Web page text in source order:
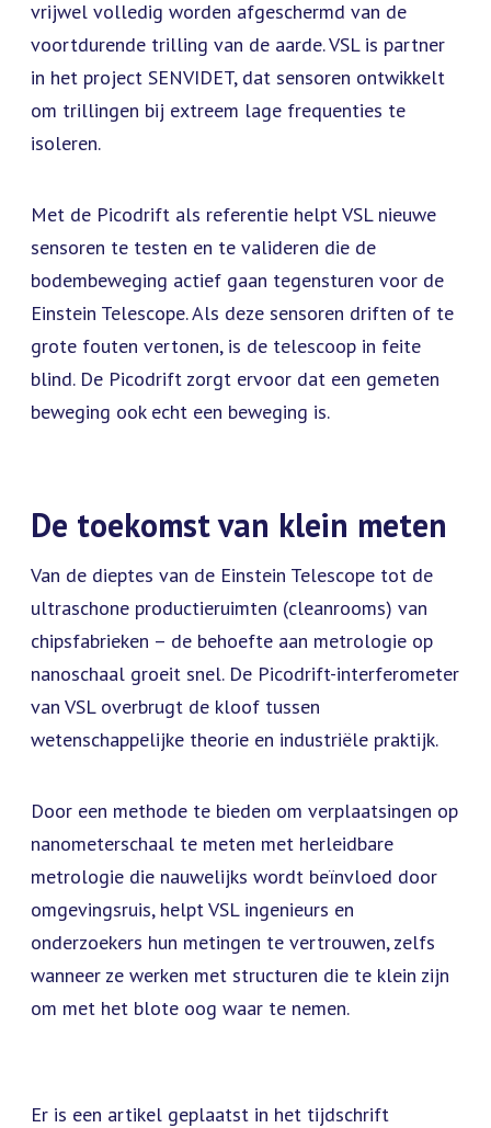
vrijwel volledig worden afgeschermd van de
voortdurende trilling van de aarde. VSL is partner
in het project SENVIDET, dat sensoren ontwikkelt
om trillingen bij extreem lage frequenties te
isoleren.
Met de Picodrift als referentie helpt VSL nieuwe
sensoren te testen en te valideren die de
bodembeweging actief gaan tegensturen voor de
Einstein Telescope. Als deze sensoren driften of te
grote fouten vertonen, is de telescoop in feite
blind. De Picodrift zorgt ervoor dat een gemeten
beweging ook echt een beweging is.
De toekomst van klein meten
Van de dieptes van de Einstein Telescope tot de
ultraschone productieruimten (cleanrooms) van
chipsfabrieken – de behoefte aan metrologie op
nanoschaal groeit snel. De Picodrift-interferometer
van VSL overbrugt de kloof tussen
wetenschappelijke theorie en industriële praktijk.
Door een methode te bieden om verplaatsingen op
nanometerschaal te meten met herleidbare
metrologie die nauwelijks wordt beïnvloed door
omgevingsruis, helpt VSL ingenieurs en
onderzoekers hun metingen te vertrouwen, zelfs
wanneer ze werken met structuren die te klein zijn
om met het blote oog waar te nemen.
Er is een artikel geplaatst in het tijdschrift